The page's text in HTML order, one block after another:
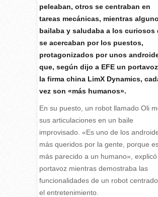
peleaban, otros se centraban en
tareas mecánicas, mientras alguno
bailaba y saludaba a los curiosos
se acercaban por los puestos,
protagonizados por unos
que, según dijo a EFE un
la firma china LimX Dynamics,
vez son «más humanos».
En su puesto, un robot llamado Oli
sus articulaciones en un baile
improvisado. «Es uno de los
más queridos por la gente, porque
más parecido a un humano»,
portavoz mientras demostraba las
funcionalidades de un robot
el entretenimiento.